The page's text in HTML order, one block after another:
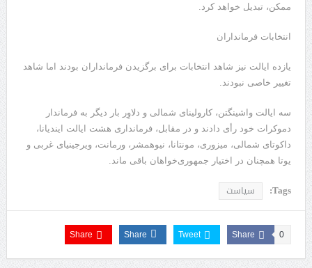
ممکن، تبدیل خواهد کرد.
انتخابات فرمانداران
یازده ایالت نیز شاهد انتخابات برای برگزیدن فرمانداران بودند اما شاهد
تغییر خاصی نبودند.
سه ایالت واشینگتن، کارولینای شمالی و دلاوِر بار دیگر به فرماندار
دموکرات خود رأی دادند و در مقابل، فرمانداری هشت ایالت ایندیانا،
داکوتای شمالی، میزوری، مونتانا، نیوهمشر، ورمانت، ویرجینیای غربی و
یوتا همچنان در اختیار جمهوری‌خواهان باقی ماند.
Tags: سیاست
Share 0
Tweet
Share
Share